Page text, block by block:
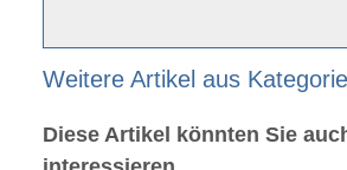
Weitere Artikel aus
Diese Artikel könnten Sie